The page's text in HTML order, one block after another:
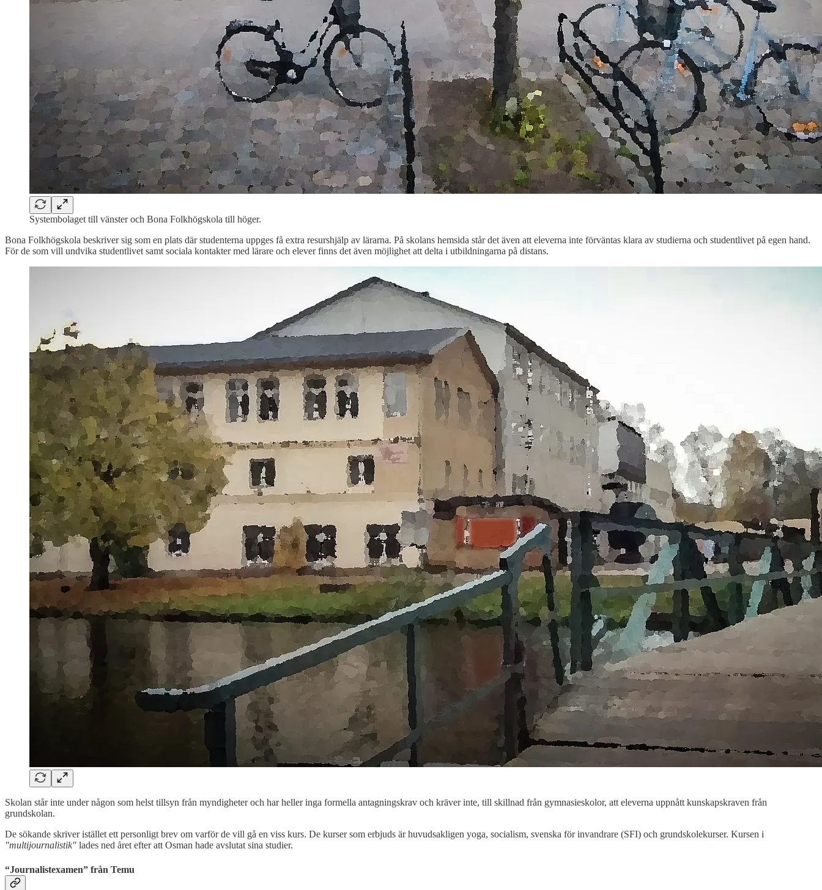
Systembolaget till vänster och Bona Folkhögskola till höger.
Bona Folkhögskola beskriver sig som en plats där studenterna uppges få extra resurshjälp av lärarna. På skolans hemsida står det även att eleverna inte förväntas klara av studierna och studentlivet på egen hand.
För de som vill undvika studentlivet samt sociala kontakter med lärare och elever finns det även möjlighet att delta i utbildningarna på distans.
Skolan står inte under någon som helst tillsyn från myndigheter och har heller inga formella antagningskrav och kräver inte, till skillnad från gymnasieskolor, att eleverna uppnått kunskapskraven från
grundskolan.
De sökande skriver istället ett personligt brev om varför de vill gå en viss kurs. De kurser som erbjuds är huvudsakligen yoga, socialism, svenska för invandrare (SFI) och grundskolekurser. Kursen i
"multijournalistik" lades ned året efter att Osman hade avslutat sina studier.
“Journalistexamen” från Temu